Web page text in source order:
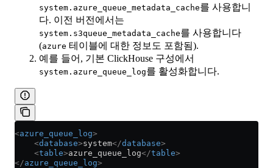
system.azure_queue_metadata_cache를 사용합니
다. 이전 버전에서는
system.s3queue_metadata_cache를 사용합니다
(azure 테이블에 대한 정보도 포함됨).
예를 들어, 기본 ClickHouse 구성에서
system.azure_queue_log를 활성화합니다.
<azure_queue_log>
    <
database>system</database>
    <
table>azure_queue_log</table>
</azure_queue_log>